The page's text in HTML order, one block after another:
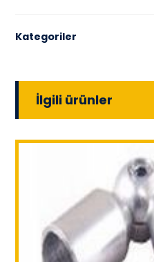
Kategoriler
İlgili ürünler